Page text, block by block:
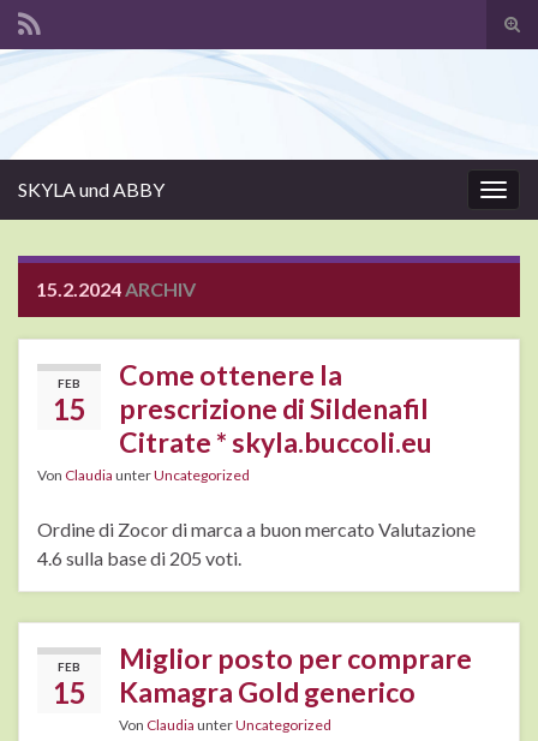
SKYLA und ABBY
15.2.2024ARCHIV
FEB
15
Come ottenere la
prescrizione di Sildenafil
Citrate * skyla.buccoli.eu
Von Claudia unterUncategorized
Ordine di Zocor di marca a buon mercato Valutazione
4.6 sulla base di 205 voti.
FEB
15
Miglior posto per comprare
Kamagra Gold generico
Von Claudia unterUncategorized